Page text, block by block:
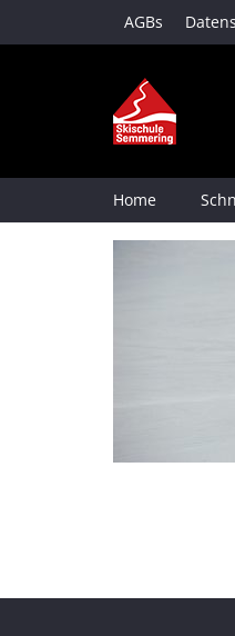
AGBs
Home